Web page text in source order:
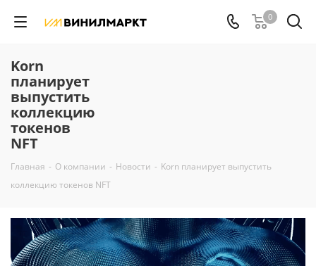
0
Korn
планирует
выпустить
коллекцию
токенов
NFT
Главная - О компании - Новости - Korn планирует выпустить
коллекцию токенов NFT